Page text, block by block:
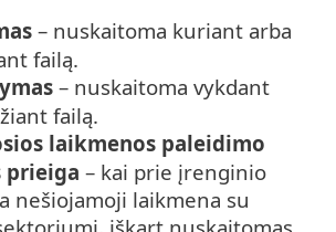
– nuskaitoma kuriant arba
failą.
– nuskaitoma vykdant
failą.
laikmenos paleidimo
prieiga – kai prie įrenginio
nešiojamoji laikmena su